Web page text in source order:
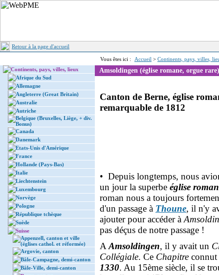
Retour à la page d'accueil
Vous êtes ici : Accueil > Continents, pays, villes,
Continents, pays, villes, lieux
Afrique du Sud
Allemagne
Angleterre (Great Britain)
Australie
Autriche
Belgique (Bruxelles, Liège, + div.
Bonus)
Canada
Danemark
Etats-Unis d'Amérique
France
Hollande (Pays-Bas)
Italie
Liechtenstein
Luxembourg
Norvège
Pologne
République tchèque
Suède
Suisse
Appenzell, canton et ville
(églises cathol. et réformée)
Argovie, canton
Bâle-Campagne, demi-canton
Bâle-Ville, demi-canton
Amsoldingen (église romane, orgue rare)
Canton de Berne, église
remarquable de 1812
• Depuis longtemps, nous
un jour la superbe église
roman nous a toujours
d'un passage à Thoune, il n'y
ajouter pour accéder à
pas déçus de notre passage !
A Amsoldingen, il y avait un
Collégiale. Ce Chapitre connut
1330. Au 15ème siècle, il se